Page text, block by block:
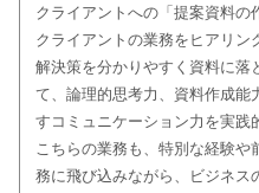
クライアントへの「提案資料の
クライアントの業務をヒアリン
解決策を分かりやすく資料に落
て、論理的思考力、資料作成能
すコミュニケーション力を実践
こちらの業務も、特別な経験や
務に飛び込みながら、ビジネス